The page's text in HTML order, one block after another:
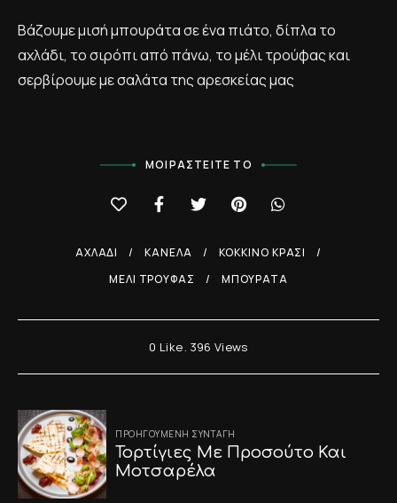
Βάζουμε μισή μπουράτα σε ένα πιάτο, δίπλα το
αχλάδι, το σιρόπι από πάνω, το μέλι τρούφας και
σερβίρουμε με σαλάτα της αρεσκείας μας
ΜΟΙΡΑΣΤΕΊΤΕ ΤΟ
ΑΧΛΆΔΙ ΚΑΝΈΛΑ
ΚΌΚΚΙΝΟ ΚΡΑΣΊ
ΜΈΛΙ ΤΡΟΎΦΑΣ
ΜΠΟΥΡΆΤΑ
0 Like 396 Views
Post
navigation
ΠΡΟΗΓΟΎΜΕΝΗ ΣΥΝΤΑΓΉ
Τορτίγιες Με Προσούτο Και
Μοτσαρέλα